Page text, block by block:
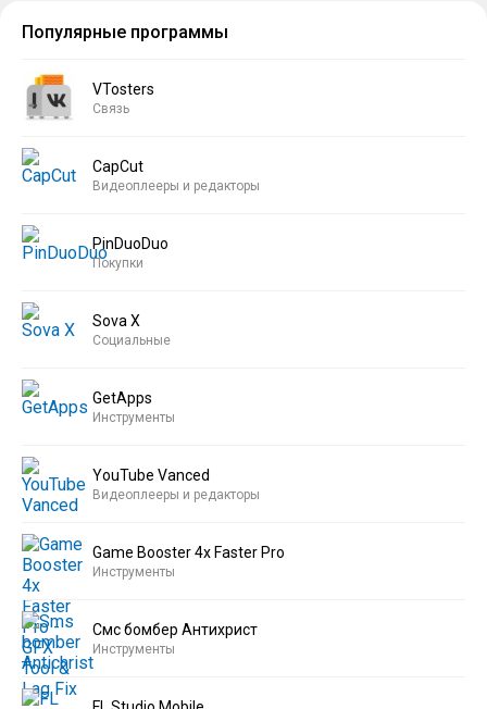
Популярные программы
VTosters
Связь
CapCut
Видеоплееры и редакторы
PinDuoDuo
Покупки
Sova X
Социальные
GetApps
Инструменты
YouTube Vanced
Видеоплееры и редакторы
Game Booster 4x Faster Pro
Инструменты
Смс бомбер Антихрист
Инструменты